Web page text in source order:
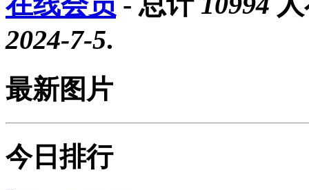
2024-7-5.
最新图片
今日排行